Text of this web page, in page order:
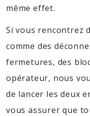
même effet.
Si vous rencontrez
comme des
fermetures, des
opérateur, nous
de lancer les deux
vous assurer que